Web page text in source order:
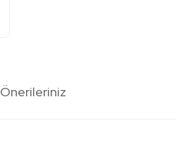
Önerileriniz